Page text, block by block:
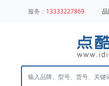
服务： 13333227869